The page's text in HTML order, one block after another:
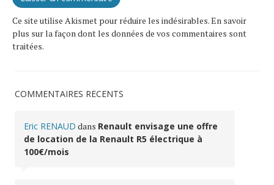
Ce site utilise Akismet pour réduire les indésirables.En savoir
plus sur la façon dont les données de vos commentaires sont
traitées.
COMMENTAIRES RÉCENTS
Eric RENAUD dans Renault envisage une offre
de location de la Renault R5 électrique à
100€/mois